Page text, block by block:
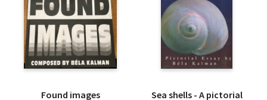
Found images
Sea shells - A pictorial